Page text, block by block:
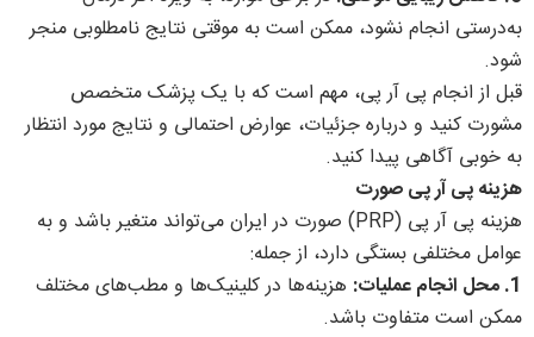
به‌درستی انجام نشود، ممکن است به موقتی نتایج نامطلوبی منجر
شود.
قبل از انجام پی آر پی، مهم است که با یک پزشک متخصص
مشورت کنید و درباره جزئیات، عوارض احتمالی و نتایج مورد انتظار
به خوبی آگاهی پیدا کنید.
هزینه پی آر پی صورت
هزینه پی آر پی (PRP) صورت در ایران می‌تواند متغیر باشد و به
عوامل مختلفی بستگی دارد، از جمله:
1. محل انجام عملیات:
هزینه‌ها در کلینیک‌ها و مطب‌های مختلف
ممکن است متفاوت باشد.